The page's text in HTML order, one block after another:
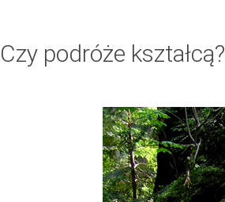
Czy podróże kształcą?